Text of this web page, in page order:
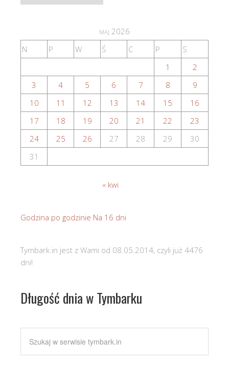
maj 2026
N
P W Ś C P
S
1
2
3
4 5 6 7 8
9
10
11 12 13 14 15
16
17
18 19 20 21 22
23
24
25 26 27 28 29
30
31
« kwi
Godzina po godzinie Na 16 dni
Tymbark.in jest z Wami od 08.05.2014, czyli już 4476
dni!
Długość dnia w Tymbarku